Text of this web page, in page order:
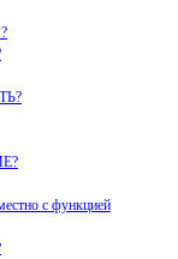
с функцией